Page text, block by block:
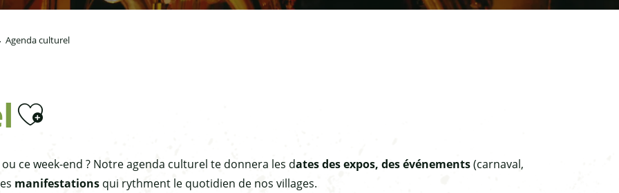
Agenda culturel
Ajouter aux favoris
ce week-end ? Notre agenda culturel te donnera les dates des expos, des événements(carnaval,
manifestations qui rythment le quotidien de nos villages.